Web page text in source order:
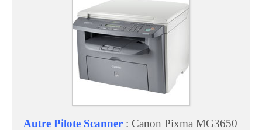
Autre Pilote Scanner : Canon Pixma MG3650